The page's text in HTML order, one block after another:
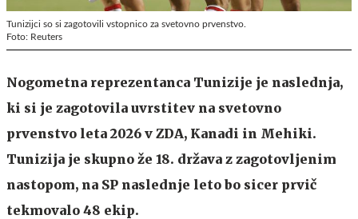
Tunizijci so si zagotovili vstopnico za svetovno prvenstvo.
Foto: Reuters
Nogometna reprezentanca Tunizije je naslednja,
ki si je zagotovila uvrstitev na svetovno
prvenstvo leta 2026 v ZDA, Kanadi in Mehiki.
Tunizija je skupno že 18. država z zagotovljenim
nastopom, na SP naslednje leto bo sicer prvič
tekmovalo 48 ekip.